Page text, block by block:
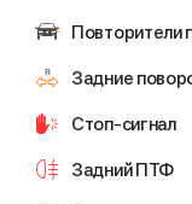
Повторители
Задние
Стоп-сигнал
Задний ПТФ